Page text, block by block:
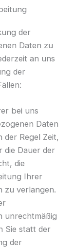
der
Daten zu
an uns
der
bei uns
Daten
der Regel Zeit,
die Dauer der
die
Ihrer
zu verlangen.
unrechtmäßig
Sie statt der
der